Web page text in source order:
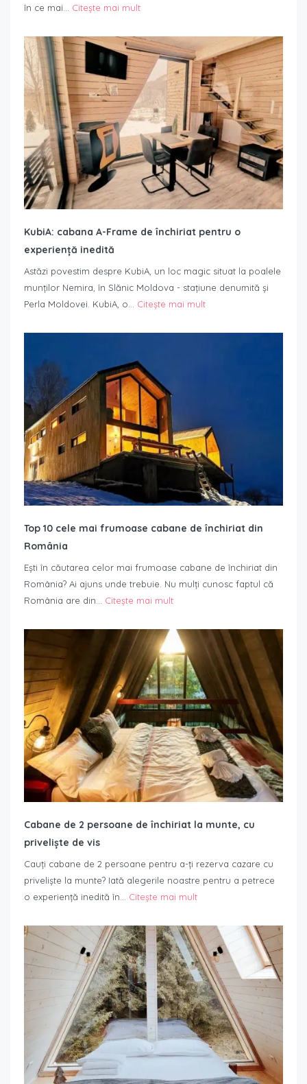
în ce mai… Citește mai mult
KubiA: cabana A-Frame de închiriat pentru o
experiență inedită
Astăzi povestim despre KubiA, un loc magic situat la poalele
munților Nemira, în Slănic Moldova - stațiune denumită și
Perla Moldovei. KubiA, o… Citește mai mult
Top 10 cele mai frumoase cabane de închiriat din
România
Ești în căutarea celor mai frumoase cabane de închiriat din
România? Ai ajuns unde trebuie. Nu mulți cunosc faptul că
România are din… Citește mai mult
Cabane de 2 persoane de închiriat la munte, cu
priveliște de vis
Cauți cabane de 2 persoane pentru a-ți rezerva cazare cu
priveliște la munte? Iată alegerile noastre pentru a petrece
o experiență inedită în… Citește mai mult